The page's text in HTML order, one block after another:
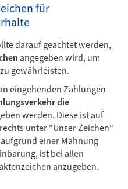
für
darauf geachtet werden,
angegeben wird, um
gewährleisten.
eingehenden Zahlungen
die
werden. Diese ist auf
unter "Unser Zeichen"
einer Mahnung
ist bei allen
anzugeben.